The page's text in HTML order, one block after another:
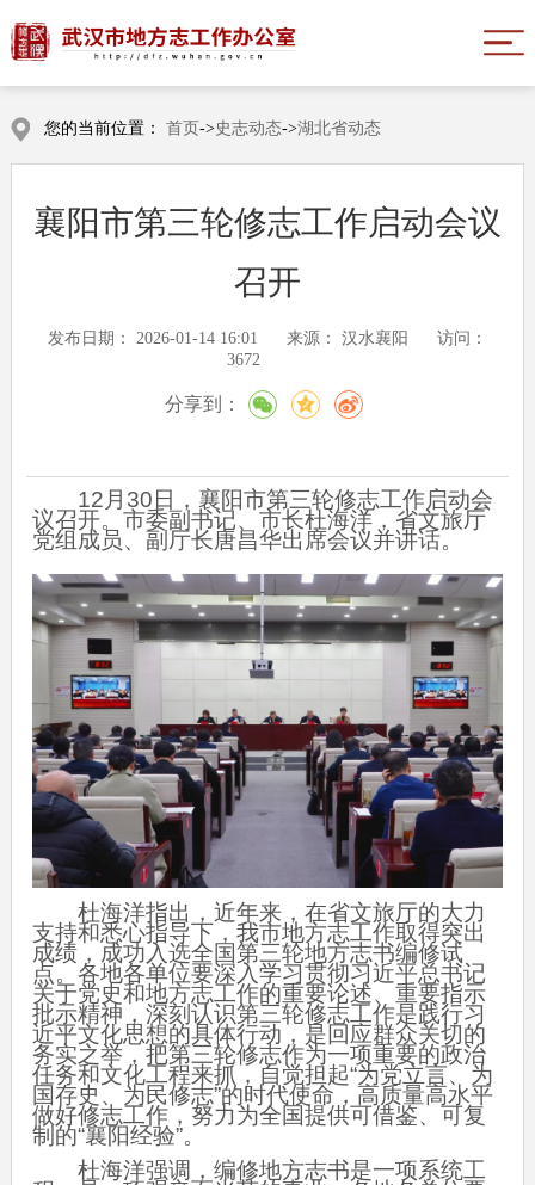
您的当前位置： 首页->史志动态->湖北省动态
襄阳市第三轮修志工作启动会议
召开
发布日期： 2026-01-14 16:01 来源： 汉水襄阳
访问：
3672
分享到：
12月30日，襄阳市第三轮修志工作启动会
议召开。市委副书记、市长杜海洋，省文旅厅
党组成员、副厅长唐昌华出席会议并讲话。
杜海洋指出，近年来，在省文旅厅的大力
支持和悉心指导下，我市地方志工作取得突出
成绩，成功入选全国第三轮地方志书编修试
点。各地各单位要深入学习贯彻习近平总书记
关于党史和地方志工作的重要论述、重要指示
批示精神，深刻认识第三轮修志工作是践行习
近平文化思想的具体行动，是回应群众关切的
务实之举，把第三轮修志作为一项重要的政治
任务和文化工程来抓，自觉担起“为党立言、为
国存史、为民修志”的时代使命，高质量高水平
做好修志工作，努力为全国提供可借鉴、可复
制的“襄阳经验”。
杜海洋强调，编修地方志书是一项系统工